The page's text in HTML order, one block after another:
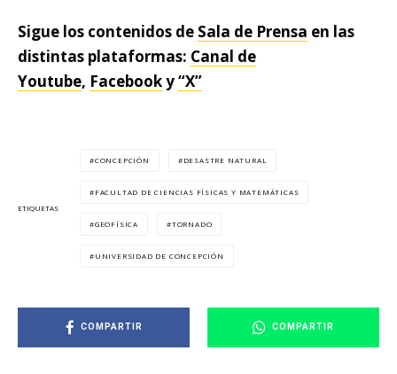
Sigue los contenidos de Sala de Prensa en las
distintas plataformas: Canal de
Youtube, Facebooky“X”
ETIQUETAS
CONCEPCIÓN DESASTRE NATURAL
FACULTAD DE CIENCIAS FÍSICAS Y MATEMÁTICAS
GEOFÍSICA TORNADO
UNIVERSIDAD DE CONCEPCIÓN
COMPARTIR COMPARTIR